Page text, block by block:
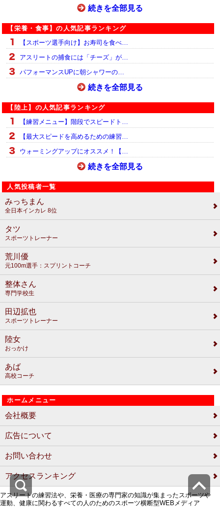
続きを全部見る
【栄養・食事】の人気記事ランキング
【スポーツ選手向け】お寿司を食べ…
アスリートの捕食には「チーズ」が…
パフォーマンスUPに朝シャワーの…
続きを全部見る
【陸上】の人気記事ランキング
【練習メニュー】階段でスピードト…
【最大スピードを高めるための練習…
ウォーミングアップにオススメ！【…
続きを全部見る
人気投稿者一覧
みっちまん
全日本インカレ 8位
タツ
スポーツトレーナー
荒川優
元100m選手：スプリントコーチ
整体さん
専門学校生
田辺拡也
スポーツトレーナー
陸女
おっかけ
あば
高校コーチ
ホームメニュー
会社概要
広告について
お問い合わせ
アクセスランキング
アスリートの練習法や、栄養・医療の専門家の知識が集まったスポーツや
運動、健康に関わるすべての人のためのスポーツ横断型WEBメディア